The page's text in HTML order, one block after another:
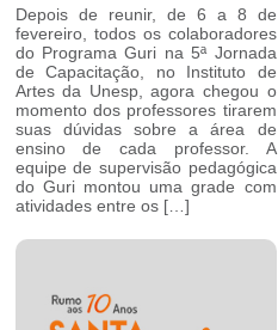
Depois de reunir, de 6 a 8 de
fevereiro, todos os colaboradores
do Programa Guri na 5ª Jornada
de Capacitação, no Instituto de
Artes da Unesp, agora chegou o
momento dos professores tirarem
suas dúvidas sobre a área de
ensino de cada professor. A
equipe de supervisão pedagógica
do Guri montou uma grade com
atividades entre os […]